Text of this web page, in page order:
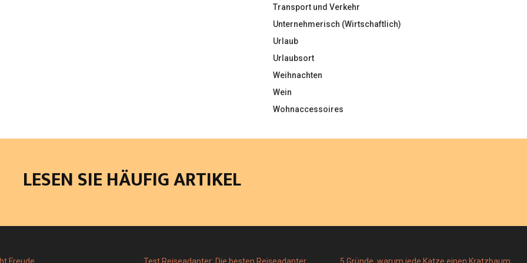
Transport und Verkehr
Unternehmerisch (Wirtschaftlich)
Urlaub
Urlaubsort
Weihnachten
Wein
Wohnaccessoires
LESEN SIE HÄUFIG ARTIKEL